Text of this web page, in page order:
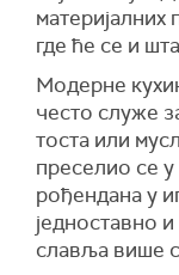
материјалних
где ће се и
Модерне
често служе
тоста или
преселио се
рођендана у
једноставно
славља више